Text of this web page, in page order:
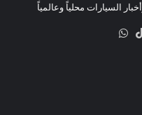
السيارات محلياً وعالمياً
‫TikTok